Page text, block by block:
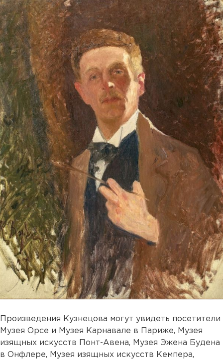
Произведения Кузнецова могут увидеть посетители
Музея Орсе и Музея Карнавале в Париже, Музея
изящных искусств Понт-Авена, Музея Эжена Будена
в Онфлере, Музея изящных искусств Кемпера,